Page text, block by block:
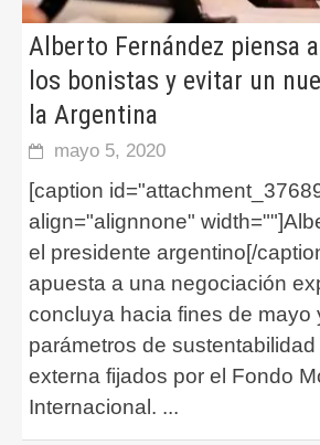
Alberto Fernández piensa
los bonistas y evitar un
la Argentina
mayo 5, 2020
[caption
align="alignnone"
el presidente argentino[/
apuesta a una negociación
concluya hacia fines de mayo
parámetros de
externa fijados por el Fondo
Internacional. ...